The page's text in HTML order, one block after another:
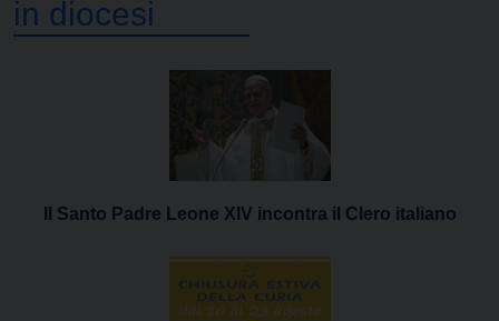
in diocesi
Il Santo Padre Leone XIV incontra il Clero italiano